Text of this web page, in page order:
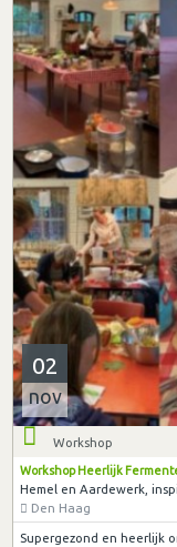
02
nov
Workshop
Workshop Heerlijk
Hemel en Aardewerk,
Den Haag
Supergezond en heerlijk